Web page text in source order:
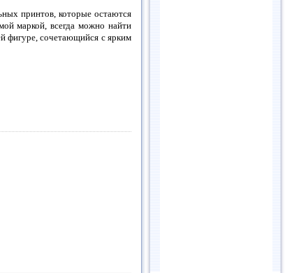
принтов, которые остаются
маркой, всегда можно найти
фигуре, сочетающийся с ярким